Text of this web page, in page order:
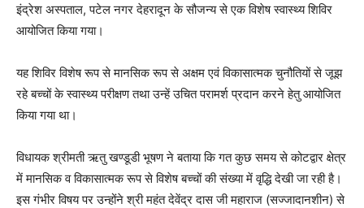
इंद्रेश अस्पताल, पटेल नगर देहरादून के सौजन्य से एक विशेष स्वास्थ्य शिविर
आयोजित किया गया।
यह शिविर विशेष रूप से मानसिक रूप से अक्षम एवं विकासात्मक चुनौतियों से जूझ
रहे बच्चों के स्वास्थ्य परीक्षण तथा उन्हें उचित परामर्श प्रदान करने हेतु आयोजित
किया गया था।
विधायक श्रीमती ऋतु खण्डूडी भूषण ने बताया कि गत कुछ समय से कोटद्वार क्षेत्र
में मानसिक व विकासात्मक रूप से विशेष बच्चों की संख्या में वृद्धि देखी जा रही है।
इस गंभीर विषय पर उन्होंने श्री महंत देवेंद्र दास जी महाराज (सज्जादानशीन) से